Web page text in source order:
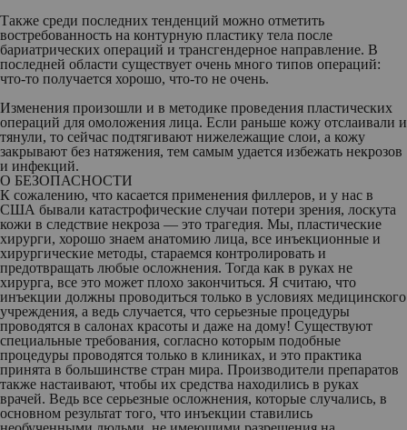
Также среди последних тенденций можно отметить
востребованность на контурную пластику тела после
бариатрических операций и трансгендерное направление. В
последней области существует очень много типов операций:
что-то получается хорошо, что-то не очень.
Изменения произошли и в методике проведения пластических
операций для омоложения лица. Если раньше кожу отслаивали и
тянули, то сейчас подтягивают нижележащие слои, а кожу
закрывают без натяжения, тем самым удается избежать некрозов
и инфекций.
О БЕЗОПАСНОСТИ
К сожалению, что касается применения филлеров, и у нас в
США бывали катастрофические случаи потери зрения, лоскута
кожи в следствие некроза — это трагедия. Мы, пластические
хирурги, хорошо знаем анатомию лица, все инъекционные и
хирургические методы, стараемся контролировать и
предотвращать любые осложнения. Тогда как в руках не
хирурга, все это может плохо закончиться. Я считаю, что
инъекции должны проводиться только в условиях медицинского
учреждения, а ведь случается, что серьезные процедуры
проводятся в салонах красоты и даже на дому! Существуют
специальные требования, согласно которым подобные
процедуры проводятся только в клиниках, и это практика
принята в большинстве стран мира. Производители препаратов
также настаивают, чтобы их средства находились в руках
врачей. Ведь все серьезные осложнения, которые случались, в
основном результат того, что инъекции ставились